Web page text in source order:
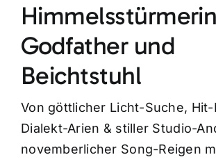
Godfather und
Beichtstuhl
Von göttlicher Licht-Suche,
Dialekt-Arien & stiller Studio-
novemberlicher Song-Reigen